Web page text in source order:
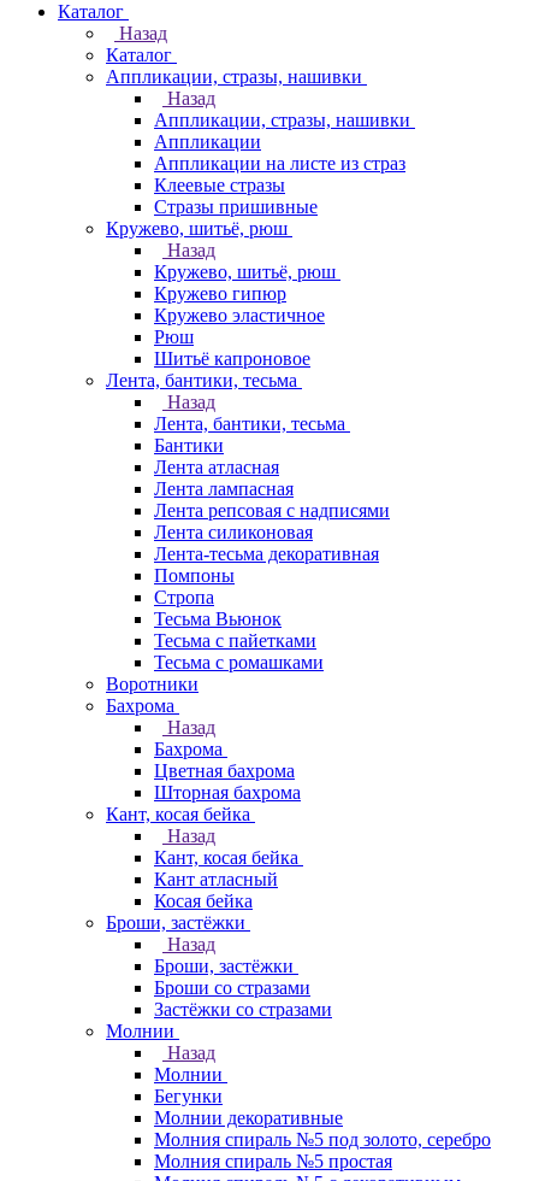
Каталог
Назад
Каталог
Аппликации, стразы, нашивки
Назад
Аппликации, стразы, нашивки
Аппликации
Аппликации на листе из страз
Клеевые стразы
Стразы пришивные
Кружево, шитьё, рюш
Назад
Кружево, шитьё, рюш
Кружево гипюр
Кружево эластичное
Рюш
Шитьё капроновое
Лента, бантики, тесьма
Назад
Лента, бантики, тесьма
Бантики
Лента атласная
Лента лампасная
Лента репсовая с надписями
Лента силиконовая
Лента-тесьма декоративная
Помпоны
Стропа
Тесьма Вьюнок
Тесьма с пайетками
Тесьма с ромашками
Воротники
Бахрома
Назад
Бахрома
Цветная бахрома
Шторная бахрома
Кант, косая бейка
Назад
Кант, косая бейка
Кант атласный
Косая бейка
Броши, застёжки
Назад
Броши, застёжки
Броши со стразами
Застёжки со стразами
Молнии
Назад
Молнии
Бегунки
Молнии декоративные
Молния спираль №5 под золото, серебро
Молния спираль №5 простая